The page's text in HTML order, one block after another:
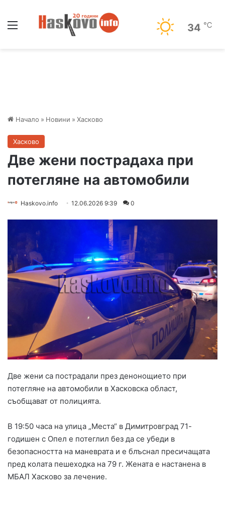
34 ℃
Начало » Новини » Хасково
Хасково
Две жени пострадаха при
потегляне на автомобили
Haskovo.info 12.06.2026 9:39 0
Две жени са пострадали през денонощието при
потегляне на автомобили в Хасковска област,
съобщават от полицията.
В 19:50 часа на улица „Места“ в Димитровград 71-
годишен с Опел е потеглил без да се убеди в
безопасността на маневрата и е блъснал пресичащата
пред колата пешеходка на 79 г. Жената е настанена в
МБАЛ Хасково за лечение.